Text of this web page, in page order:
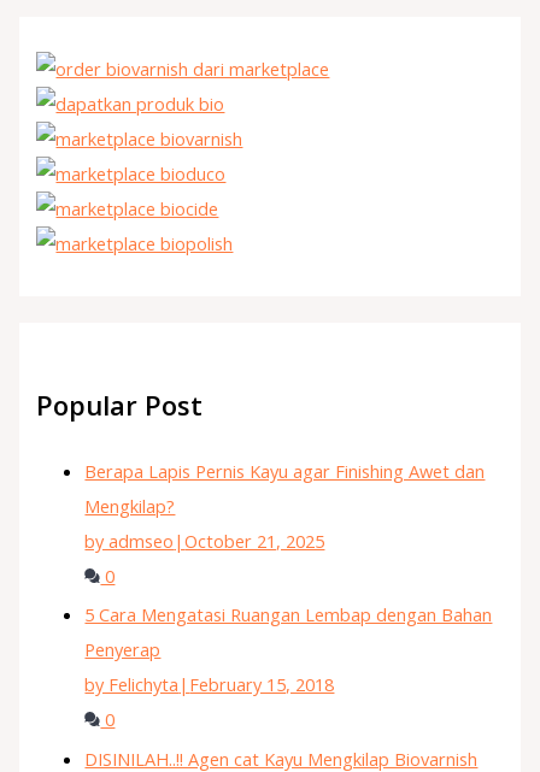
Popular Post
Berapa Lapis Pernis Kayu agar Finishing Awet dan
Mengkilap?
by admseo |October 21, 2025
0
5 Cara Mengatasi Ruangan Lembap dengan Bahan
Penyerap
by Felichyta | February 15, 2018
0
DISINILAH..!! Agen cat Kayu Mengkilap Biovarnish